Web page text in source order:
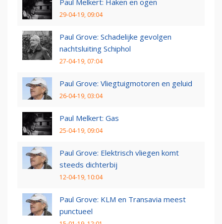
29-04-19, 09:04
Paul Grove: Schadelijke gevolgen
nachtsluiting Schiphol
27-04-19, 07:04
Paul Grove: Vliegtuigmotoren en geluid
26-04-19, 03:04
Paul Melkert: Gas
25-04-19, 09:04
Paul Grove: Elektrisch vliegen komt
steeds dichterbij
12-04-19, 10:04
Paul Grove: KLM en Transavia meest
punctueel